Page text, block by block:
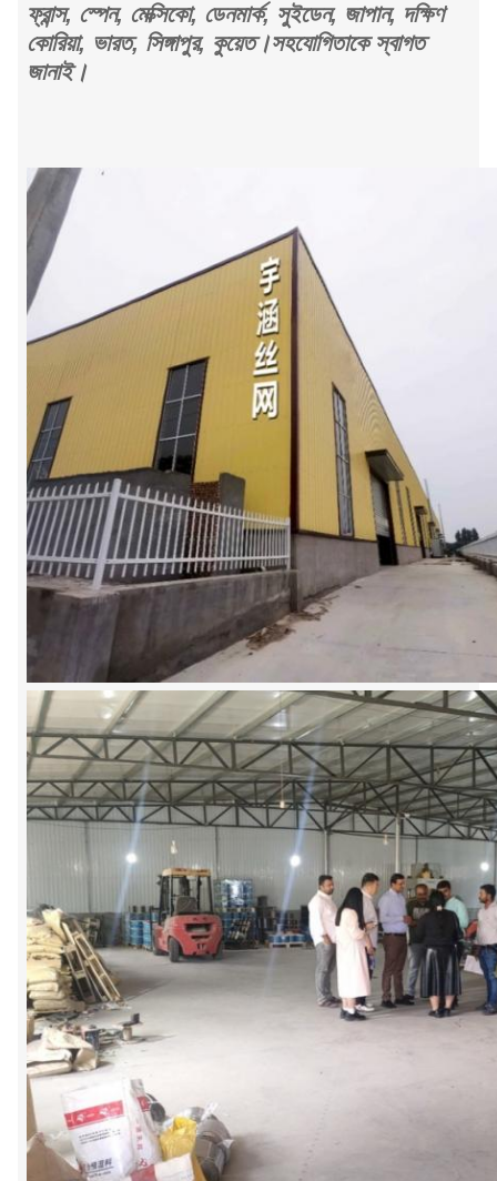
ফ্রান্স, স্পেন, মেক্সিকো, ডেনমার্ক, সুইডেন, জাপান, দক্ষিণ
কোরিয়া, ভারত, সিঙ্গাপুর, কুয়েত।সহযোগিতাকে স্বাগত
জানাই।